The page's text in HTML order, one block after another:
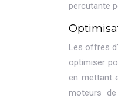
percutante
Les offres
optimiser
en mettant
moteurs